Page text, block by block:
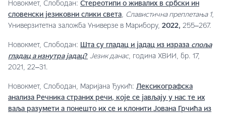
Новокмет, Слободан: Стереотипи о живалих в србски ин
словенски језиковни слики света, Славистична преплетања 1,
Универзитетна заложба Универзе в Марибору, 2022, 255‒267.
Новокмет, Слободан: Шта су гладац и јадац из израза споља
гладац а изнутра јадац? Језик данас, година XВИИ, бр. 17,
2021, 22‒31.
Новокмет, Слободан, Маријана Ђукић: Лексикографска
анализа Речника страних речи, које се јављају у нас те их
ваља разумети а понешто их се и клонити Јована Грчића из